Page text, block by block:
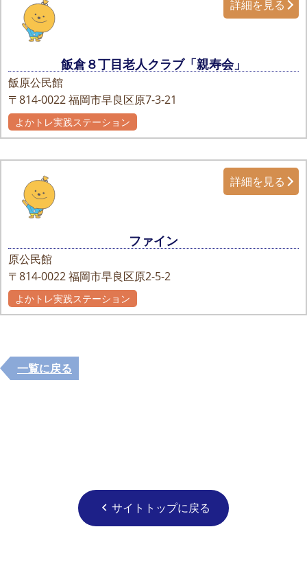
飯倉８丁目老人クラブ「親寿会」
飯原公民館
〒814-0022福岡市早良区原7-3-21
詳細を見る
よかトレ実践ステーション
ファイン
原公民館
〒814-0022福岡市早良区原2-5-2
詳細を見る
よかトレ実践ステーション
一覧に戻る
chevron_left サイトトップに戻る